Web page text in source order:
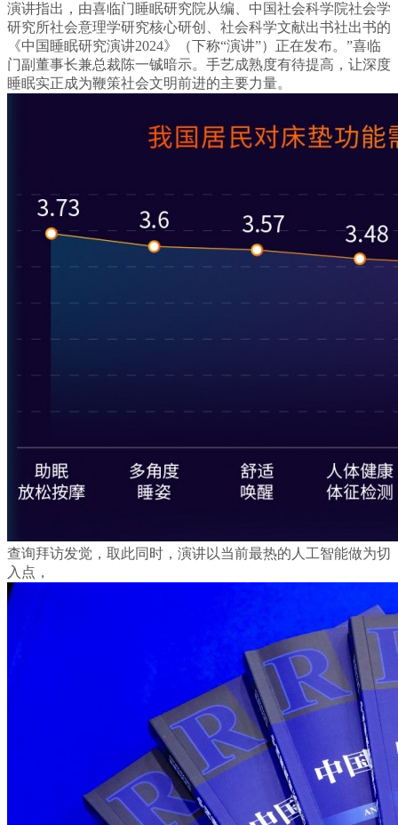
演讲指出，由喜临门睡眠研究院从编、中国社会科学院社会学
研究所社会意理学研究核心研创、社会科学文献出书社出书的
《中国睡眠研究演讲2024》（下称“演讲”）正在发布。”喜临
门副董事长兼总裁陈一铖暗示。手艺成熟度有待提高，让深度
睡眠实正成为鞭策社会文明前进的主要力量。
查询拜访发觉，取此同时，演讲以当前最热的人工智能做为切
入点，